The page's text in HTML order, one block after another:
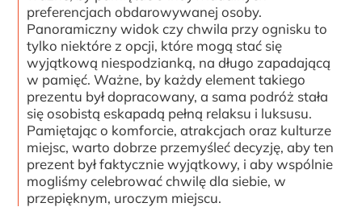
preferencjach obdarowywanej osoby.
Panoramiczny widok czy chwila przy ognisku to
tylko niektóre z opcji, które mogą stać się
wyjątkową niespodzianką, na długo zapadającą
w pamięć. Ważne, by każdy element takiego
prezentu był dopracowany, a sama podróż stała
się osobistą eskapadą pełną relaksu i luksusu.
Pamiętając o komforcie, atrakcjach oraz kulturze
miejsc, warto dobrze przemyśleć decyzję, aby ten
prezent był faktycznie wyjątkowy, i aby wspólnie
mogliśmy celebrować chwilę dla siebie, w
przepięknym, uroczym miejscu.